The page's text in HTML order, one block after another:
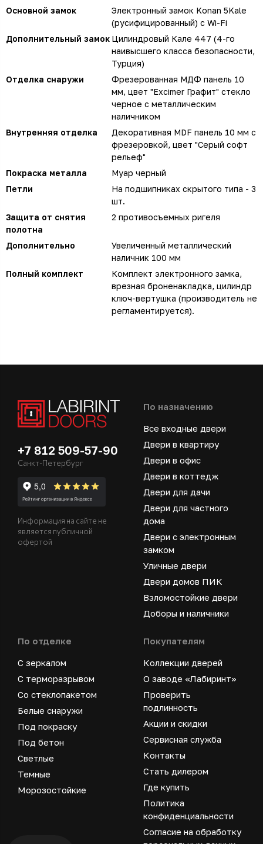
Основной замок
Электронный замок Konan 5Kale
(русифицированный) с Wi-Fi
Дополнительный замок Цилиндровый Кале 447 (4-го
наивысшего класса безопасности,
Турция)
Отделка снаружи
Фрезерованная МДФ панель 10
мм, цвет "Excimer Графит" стекло
черное с металлическим
наличником
Внутренняя отделка
Декоративная MDF панель 10 мм с
фрезеровкой, цвет "Серый софт
рельеф"
Покраска металла
Муар черный
Петли
На подшипниках скрытого типа - 3
шт.
Защита от снятия
полотна
2 противосъемных ригеля
Дополнительно
Увеличенный металлический
наличник 100 мм
Полный комплект
Комплект электронного замка,
врезная броненакладка, цилиндр
ключ-вертушка (производитель не
регламентируется).
+7 812 509-57-90
Санкт-Петербург
Информация на сайте не
является публичной
офертой
По назначению
Все входные двери
Двери в квартиру
Двери в офис
Двери в коттедж
Двери для дачи
Двери для частного
дома
Двери с электронным
замком
Уличные двери
Двери домов ПИК
Взломостойкие двери
Доборы и наличники
По отделке
С зеркалом
С терморазрывом
Со стеклопакетом
Белые снаружи
Под покраску
Под бетон
Светлые
Темные
Морозостойкие
Покупателям
Коллекции дверей
О заводе «Лабиринт»
Проверить
подлинность
Акции и скидки
Сервисная служба
Контакты
Стать дилером
Где купить
Политика
конфиденциальности
Согласие на обработку